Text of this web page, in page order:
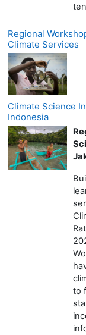
Regional
Climate Services
Climate Science
Indonesia
to